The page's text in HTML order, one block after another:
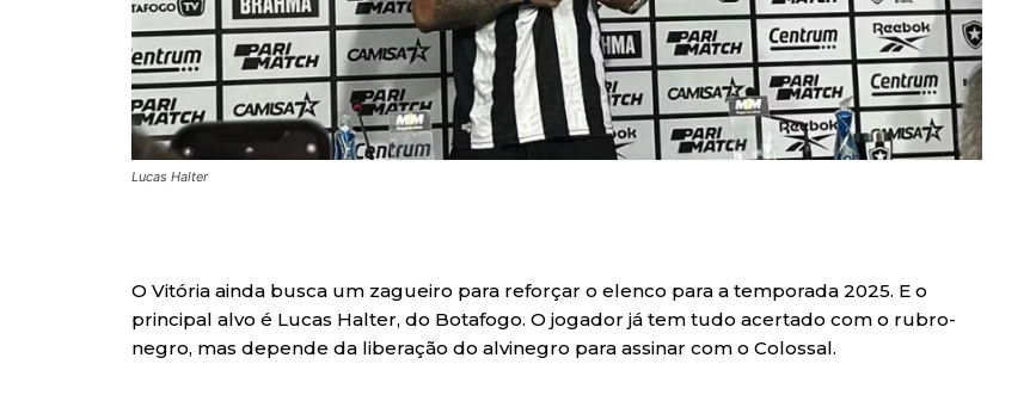
Lucas Halter
O Vitória ainda busca um zagueiro para reforçar o elenco para a temporada 2025. E o
principal alvo é Lucas Halter, do Botafogo. O jogador já tem tudo acertado com o rubro-
negro, mas depende da liberação do alvinegro para assinar com o Colossal.